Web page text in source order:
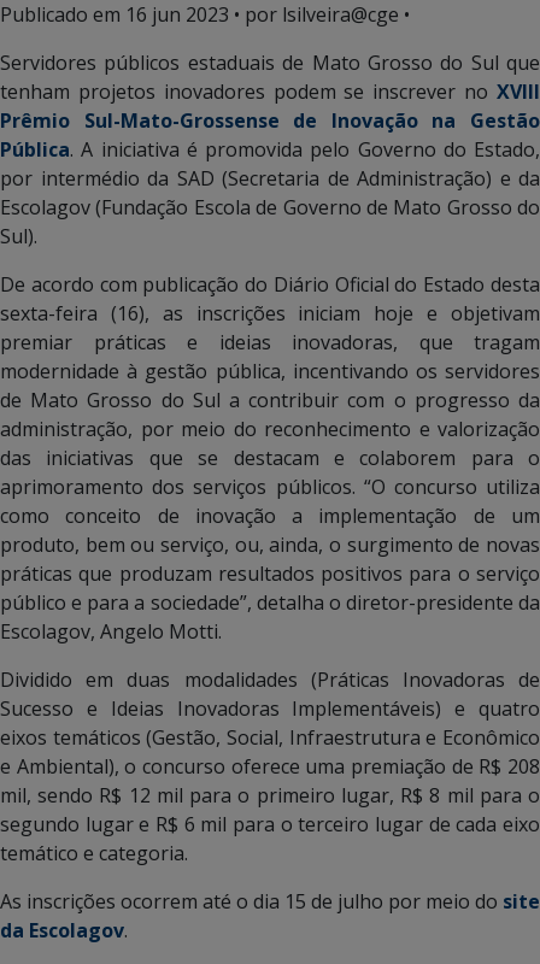
Publicado em 16 jun 2023 • por lsilveira@cge •
Servidores públicos estaduais de Mato Grosso do Sul que
tenham projetos inovadores podem se inscrever no XVIII
Prêmio Sul-Mato-Grossense de Inovação na Gestão
Pública. A iniciativa é promovida pelo Governo do Estado,
por intermédio da SAD (Secretaria de Administração) e da
Escolagov (Fundação Escola de Governo de Mato Grosso do
Sul).
De acordo com publicação do Diário Oficial do Estado desta
sexta-feira (16), as inscrições iniciam hoje e objetivam
premiar práticas e ideias inovadoras, que tragam
modernidade à gestão pública, incentivando os servidores
de Mato Grosso do Sul a contribuir com o progresso da
administração, por meio do reconhecimento e valorização
das iniciativas que se destacam e colaborem para o
aprimoramento dos serviços públicos. “O concurso utiliza
como conceito de inovação a implementação de um
produto, bem ou serviço, ou, ainda, o surgimento de novas
práticas que produzam resultados positivos para o serviço
público e para a sociedade”, detalha o diretor-presidente da
Escolagov, Angelo Motti.
Dividido em duas modalidades (Práticas Inovadoras de
Sucesso e Ideias Inovadoras Implementáveis) e quatro
eixos temáticos (Gestão, Social, Infraestrutura e Econômico
e Ambiental), o concurso oferece uma premiação de R$ 208
mil, sendo R$ 12 mil para o primeiro lugar, R$ 8 mil para o
segundo lugar e R$ 6 mil para o terceiro lugar de cada eixo
temático e categoria.
As inscrições ocorrem até o dia 15 de julho por meio do site
da Escolagov.